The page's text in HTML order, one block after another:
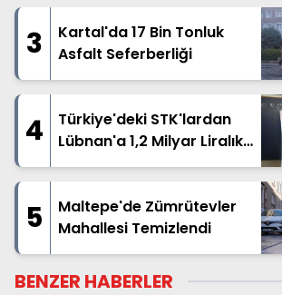
3
Kartal'da 17 Bin Tonluk
Asfalt Seferberliği
4
Türkiye'deki STK'lardan
Lübnan'a 1,2 Milyar Liralık
İnsani Yardım
5
Maltepe'de Zümrütevler
Mahallesi Temizlendi
BENZER HABERLER